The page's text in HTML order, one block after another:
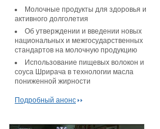
Молочные продукты для здоровья и
активного долголетия
Об утверждении и введении новых
национальных и межгосударственных
стандартов на молочную продукцию
Использование пищевых волокон и
соуса Шрирача в технологии масла
пониженной жирности
Подробный анонс